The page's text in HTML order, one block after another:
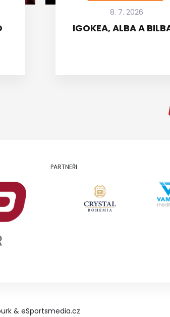
8. 7. 2026
IGOKEA, ALBA A
PARTNEŘI
& eSportsmedia.cz